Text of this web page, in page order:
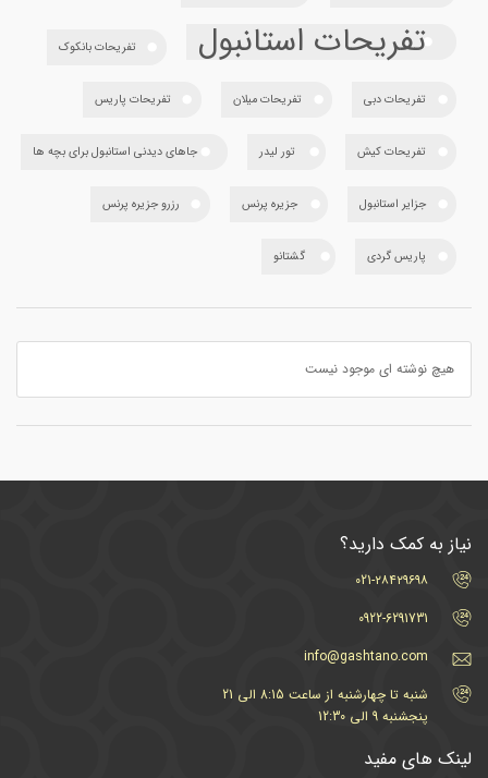
تفریحات استانبول تفریحات بانکوک
تفریحات دبی تفریحات میلان تفریحات پاریس
تفریحات کیش تور لیدر جاهای دیدنی استانبول برای بچه ها
جزایر استانبول جزیره پرنس رزرو جزیره پرنس
پاریس گردی گشتانو
هیچ نوشته ای موجود نیست
نیاز به کمک دارید؟
021-۲۸۴۲۹۶۹۸
0922-6291731
info@gashtano.com
شنبه تا چهارشنبه از ساعت 8:15 الی 21
پنجشنبه 9 الی 12:30
لینک های مفید